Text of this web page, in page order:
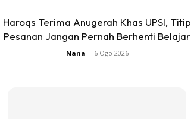
Haroqs Terima Anugerah Khas UPSI, Titip
Pesanan Jangan Pernah Berhenti Belajar
Nana - 6 Ogo 2026